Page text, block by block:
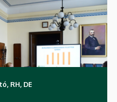
RH, DE